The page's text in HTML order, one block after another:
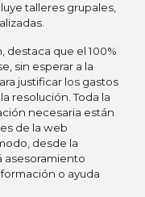
talleres grupales,
destaca que el 100%
sin esperar a la
justificar los gastos
resolución. Toda la
necesaria están
de la web
desde la
asesoramiento
o ayuda